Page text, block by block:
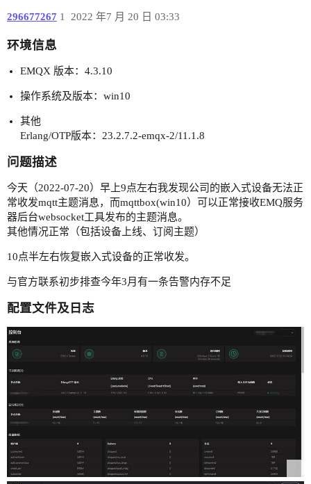
296677267 2022 年7 月 20 日 03:33
1
环境信息
EMQX 版本：4.3.10
操作系统及版本：win10
其他
Erlang/OTP版本：23.2.7.2-emqx-2/11.1.8
问题描述
今天（2022-07-20）早上9点左右我发现公司的嵌入式设备无法正
常收发mqtt主题消息，而mqttbox(win10）可以正常接收EMQ服务
器后台websocket工具发布的主题消息。
其他情况正常（包括设备上线、订阅主题）
10点半左右恢复嵌入式设备的正常收发。
与官方联系初步排查今年3月有一条告警内存不足
配置文件及日志